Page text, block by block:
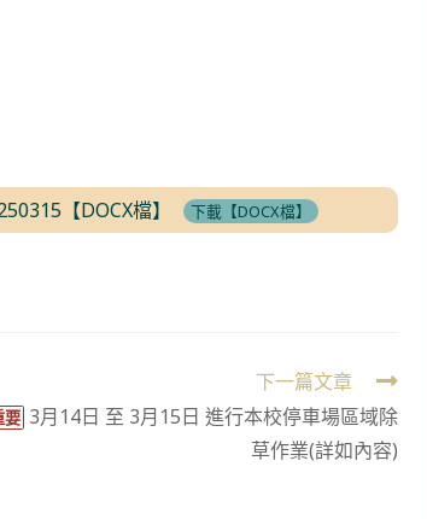
【DOCX檔】 下載【DOCX檔】
下一篇文章
要 3月14日 至 3月15日 進行本校停車場區域除
草作業(詳如內容)